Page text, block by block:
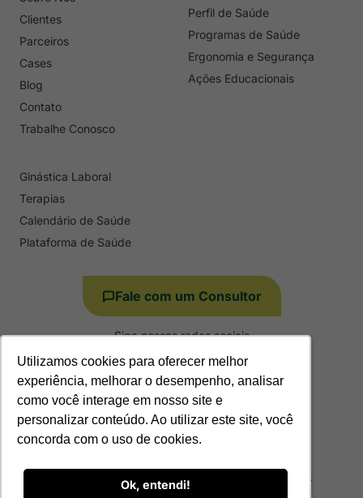
Utilizamos cookies para oferecer melhor
experiência, melhorar o desempenho, analisar
como você interage em nosso site e
personalizar conteúdo. Ao utilizar este site, você
concorda com o uso de cookies.
Ok, entendi!
Utilizamos cookies para oferecer melhor
experiência, melhorar o desempenho, analisar
como você interage em nosso site e
personalizar conteúdo. Ao utilizar este site, você
concorda com o uso de cookies.
Ok, entendi!
Clientes
Parceiros
Cases
Blog
Contato
Trabalhe Conosco
Perfil de Saúde
Programas de Saúde
Ergonomia e Segurança
Ações Educacionais
Ginástica Laboral
Terapias
Calendário de Saúde
Plataforma de Saúde
Fale com um Consultor
Siga nossas redes sociais
© 2026 Vital Work. Todos os direitos reservados.